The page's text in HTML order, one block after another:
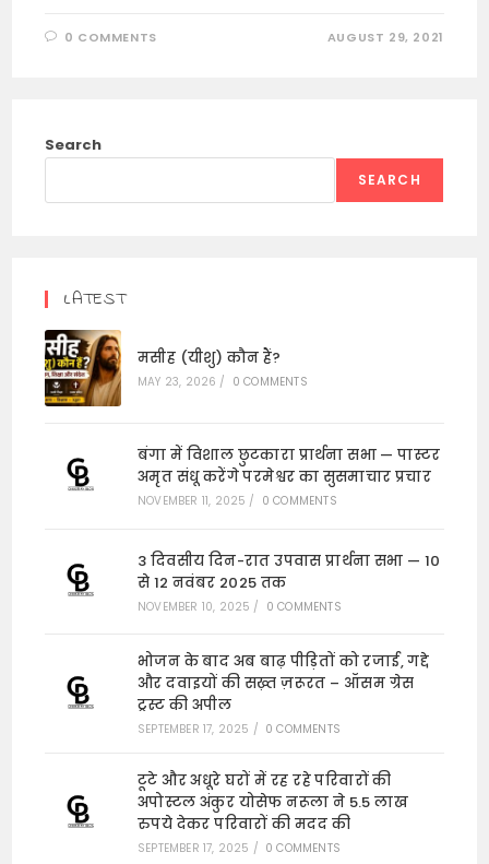
0 COMMENTS AUGUST 29, 2021
Search
SEARCH
LATEST
मसीह (यीशु) कौन हैं?
MAY 23, 2026 / 0 COMMENTS
बंगा में विशाल छुटकारा प्रार्थना सभा — पास्टर
अमृत संधू करेंगे परमेश्वर का सुसमाचार प्रचार
NOVEMBER 11, 2025 / 0 COMMENTS
3 दिवसीय दिन-रात उपवास प्रार्थना सभा — 10
से 12 नवंबर 2025 तक
NOVEMBER 10, 2025 / 0 COMMENTS
भोजन के बाद अब बाढ़ पीड़ितों को रजाई, गद्दे
और दवाइयों की सख़्त ज़रूरत – ऑसम ग्रेस
ट्रस्ट की अपील
SEPTEMBER 17, 2025 / 0 COMMENTS
टूटे और अधूरे घरों में रह रहे परिवारों की
अपोस्टल अंकुर योसेफ नरूला ने 5.5 लाख
रुपये देकर परिवारों की मदद की
SEPTEMBER 17, 2025 / 0 COMMENTS